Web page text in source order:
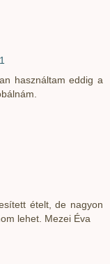
használtam eddig a
ételt, de nagyon
lehet. Mezei Éva